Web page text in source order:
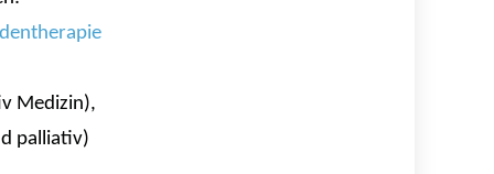
Medizin),
palliativ)